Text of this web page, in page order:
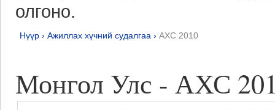
олгоно.
Нүүр › Ажиллах хүчний судалгаа › АХС 2010
Монгол Улс - АХС